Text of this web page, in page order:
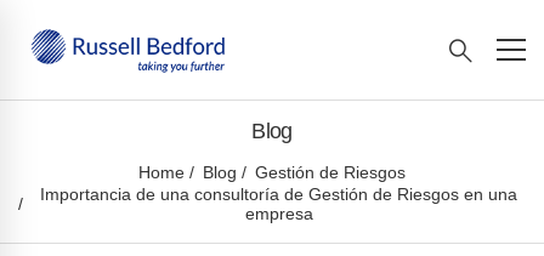
Blog
Home Blog
Gestión de Riesgos
Importancia de una consultoría de Gestión de Riesgos en una
empresa